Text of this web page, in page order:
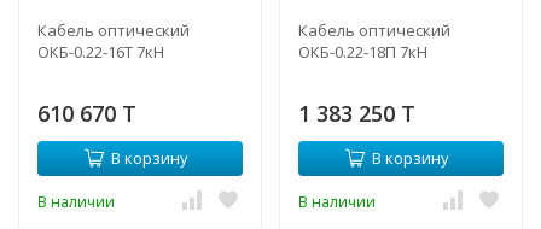
Кабель оптический
ОКБ-0.22-16Т 7кН
610 670 T
В корзину
В наличии
Кабель оптический
ОКБ-0.22-18П 7кН
1 383 250 T
В корзину
В наличии